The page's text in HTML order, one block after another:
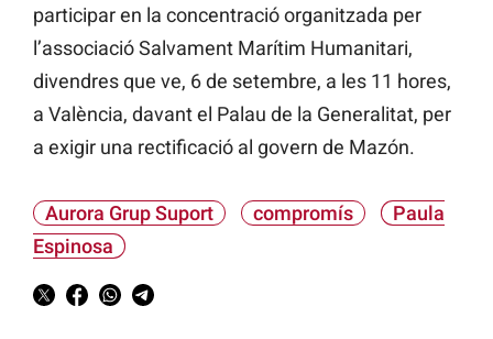
participar en la concentració organitzada per
l’associació Salvament Marítim Humanitari,
divendres que ve, 6 de setembre, a les 11 hores,
a València, davant el Palau de la Generalitat, per
a exigir una rectificació al govern de Mazón.
Aurora Grup Suport compromís
Paula
Espinosa